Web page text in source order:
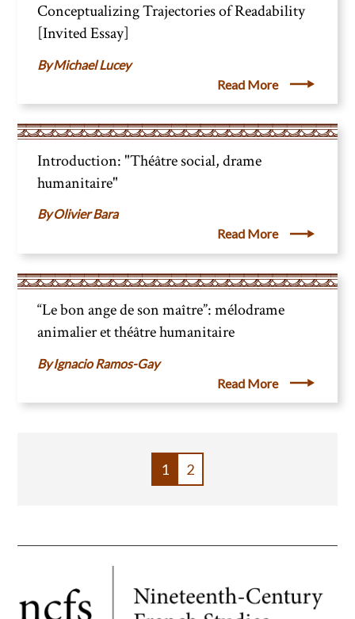
Conceptualizing Trajectories of Readability
[Invited Essay]
Michael Lucey
Read More
Introduction: "Théâtre social, drame
humanitaire"
Olivier Bara
Read More
“Le bon ange de son maître”: mélodrame
animalier et théâtre humanitaire
Ignacio Ramos-Gay
Read More
PAGINATION
PAGE
1 PAGE
2